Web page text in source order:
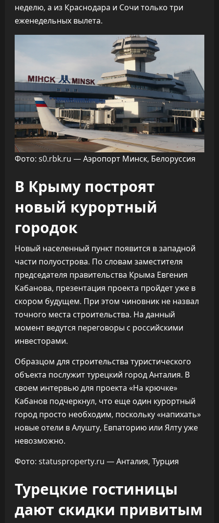
неделю, а из Краснодара и Сочи только три
еженедельных вылета.
Фото: s0.rbk.ru — Аэропорт Минск, Белоруссия
В Крыму построят
новый курортный
городок
Новый населенный пункт появится в западной
части полуострова. По словам заместителя
председателя правительства Крыма Евгения
Кабанова, презентация проекта пройдет уже в
скором будущем. При этом чиновник не назвал
точного места строительства. На данный
момент ведутся переговоры с российскими
инвесторами.
Образцом для строительства туристического
объекта послужит турецкий город Анталия. В
своем интервью для проекта «На крючке»
Кабанов подчеркнул, что еще один курортный
город просто необходим, поскольку «напихать»
новые отели в Алушту, Евпаторию или Ялту уже
невозможно.
Фото: statusproperty.ru — Анталия, Турция
Турецкие гостиницы
дают скидки привитым